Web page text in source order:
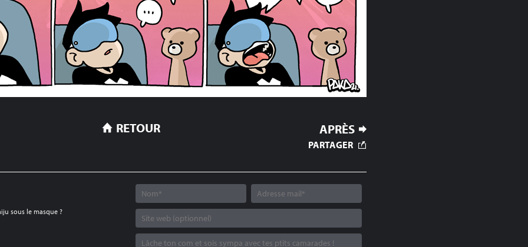
APRÈS
RETOUR
PARTAGER
sous le masque ?